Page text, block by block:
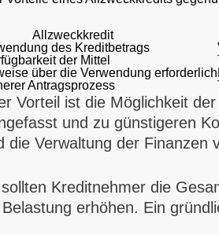
Allzweckkredit
des Kreditbetrags
der Mittel
über die Verwendung erforderlich
Antragsprozess
Vorteil ist die Möglichkeit
und zu günstigeren
die Verwaltung der Finanzen
Kreditnehmer die
erhöhen. Ein